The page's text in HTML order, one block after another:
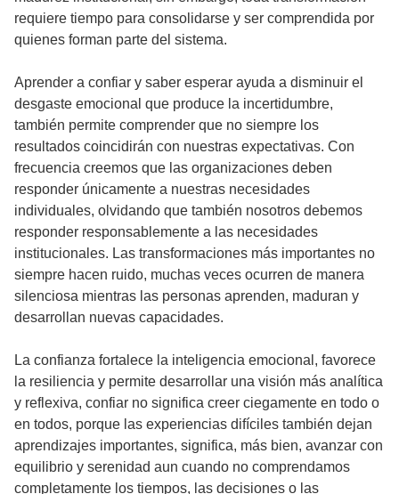
requiere tiempo para consolidarse y ser comprendida por
quienes forman parte del sistema.
Aprender a confiar y saber esperar ayuda a disminuir el
desgaste emocional que produce la incertidumbre,
también permite comprender que no siempre los
resultados coincidirán con nuestras expectativas. Con
frecuencia creemos que las organizaciones deben
responder únicamente a nuestras necesidades
individuales, olvidando que también nosotros debemos
responder responsablemente a las necesidades
institucionales. Las transformaciones más importantes no
siempre hacen ruido, muchas veces ocurren de manera
silenciosa mientras las personas aprenden, maduran y
desarrollan nuevas capacidades.
La confianza fortalece la inteligencia emocional, favorece
la resiliencia y permite desarrollar una visión más analítica
y reflexiva, confiar no significa creer ciegamente en todo o
en todos, porque las experiencias difíciles también dejan
aprendizajes importantes, significa, más bien, avanzar con
equilibrio y serenidad aun cuando no comprendamos
completamente los tiempos, las decisiones o las